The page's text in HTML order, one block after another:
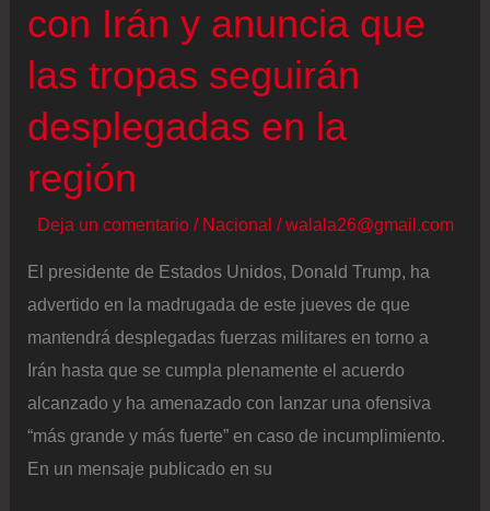
cobrar
buques
para
atravesar
estrecho
de
Ormuz:
“¡Más
les
vale
no
con Irán y anuncia que
las tropas seguirán
desplegadas en la
región
Deja un comentario / Nacional /walala26@gmail.com
El presidente de Estados Unidos, Donald Trump, ha
advertido en la madrugada de este jueves de que
mantendrá desplegadas fuerzas militares en torno a
Irán hasta que se cumpla plenamente el acuerdo
alcanzado y ha amenazado con lanzar una ofensiva
“más grande y más fuerte” en caso de incumplimiento.
En un mensaje publicado en su